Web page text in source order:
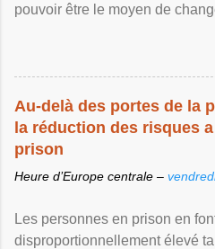
pouvoir être le moyen de
Au-delà des portes de la
la réduction des risques
prison
Heure d’Europe centrale –
Les personnes en prison en
disproportionnellement élevé